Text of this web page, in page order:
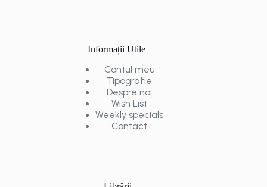
Informații Utile
Contul meu
Tipografie
Despre noi
Wish List
Weekly specials
Contact